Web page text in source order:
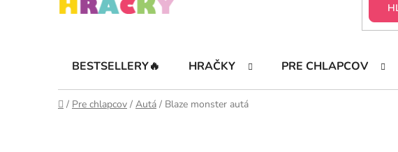
BESTSELLERY🔥 HRAČKY PRE CHLAPCOV
Domov
/ Pre chlapcov / Autá / Blaze monster autá